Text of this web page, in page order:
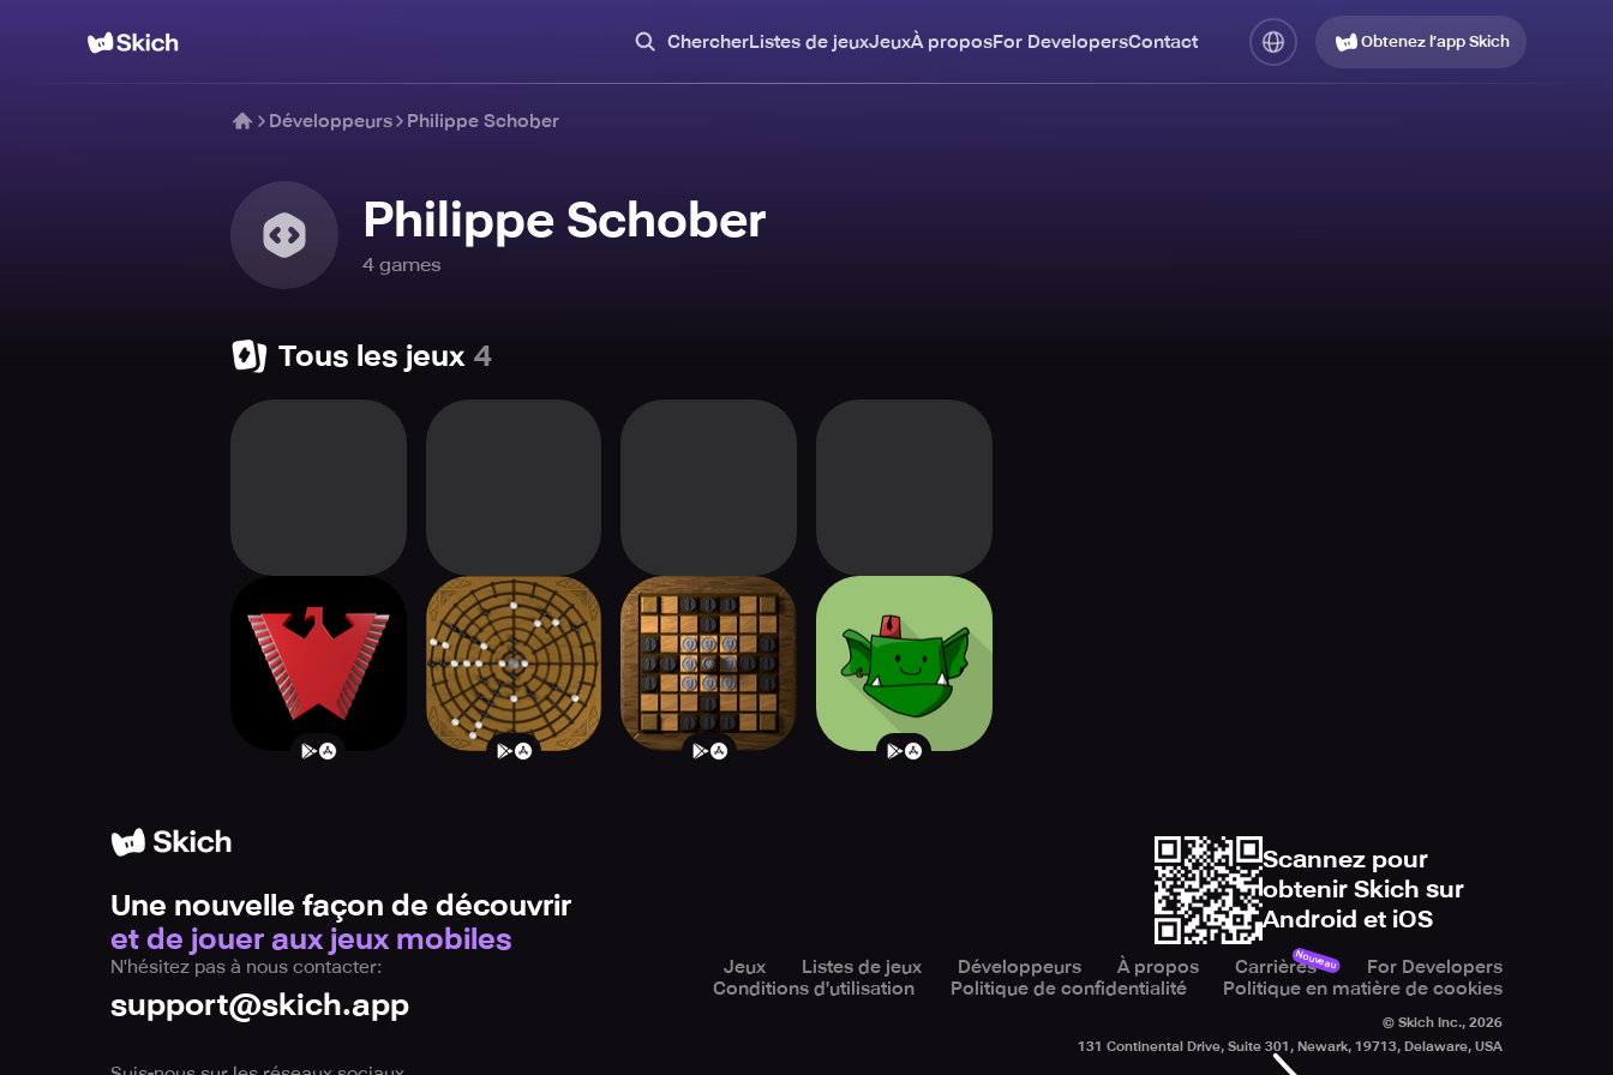
ChercherListes de jeuxJeuxÀ proposFor DevelopersContact Obtenez l’app Skich
Développeurs Philippe Schober
Philippe Schober
4 games
Tous les jeux 4
Wehrschach Fidchell Hnefatafl Troll Patrol
Une nouvelle façon de découvrir
et de jouer aux jeux mobiles
Scannez pour
obtenir Skich sur
Android et iOS
N'hésitez pas à nous contacter:
support@skich.app
Jeux Listes de jeux Développeurs À propos CarrièresNouveau
For Developers
Conditions d'utilisation
Politique de confidentialité Politique en matière de cookies
© Skich Inc., 2026
131 Continental Drive, Suite 301, Newark, 19713, Delaware, USA